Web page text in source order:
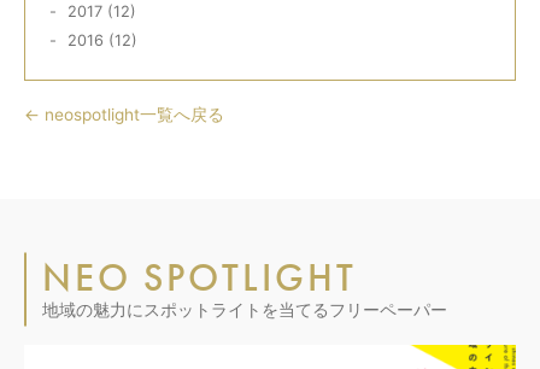
2017 (12)
2016 (12)
← neospotlight一覧へ戻る
NEO SPOTLIGHT
地域の魅力にスポットライトを当てるフリーペーパー